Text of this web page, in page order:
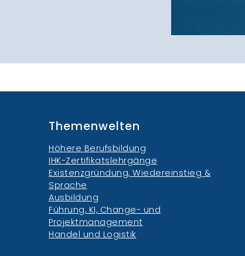
Themenwelten
Höhere Berufsbildung
IHK-Zertifikatslehrgänge
Existenzgründung, Wiedereinstieg &
Sprache
Ausbildung
Führung, KI, Change- und
Projektmanagement
Handel und Logistik